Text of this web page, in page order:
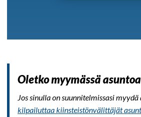
Oletko myymässä
Jos sinulla on suunnitelmissasi
kilpailuttaa kiinsteistönvälittäjät